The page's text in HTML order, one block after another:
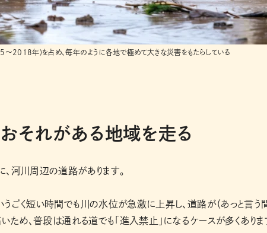
2018年)を占め、毎年のように各地で極めて大きな災害をもたらしている
それがある地域を走る
河川周辺の道路があります。
ごく短い時間でも川の水位が急激に上昇し、道路が（あっと言う
ため、普段は通れる道でも「進入禁止」になるケースが多くありま